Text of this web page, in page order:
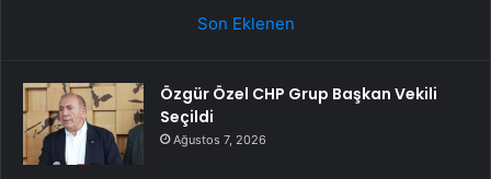
Son Eklenen
Özgür Özel CHP Grup Başkan Vekili
Seçildi
Ağustos 7, 2026